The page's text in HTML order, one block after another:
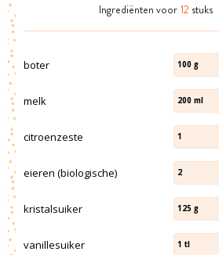
Ingrediënten voor 12 stuks
boter 100 g
melk 200 ml
citroenzeste 1
eieren (biologische) 2
kristalsuiker 125 g
vanillesuiker 1 tl